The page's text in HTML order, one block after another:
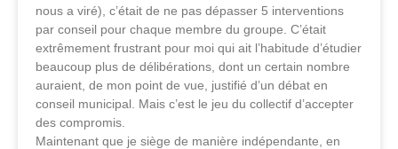
nous a viré), c’était de ne pas dépasser 5 interventions
par conseil pour chaque membre du groupe. C’était
extrêmement frustrant pour moi qui ait l’habitude d’étudier
beaucoup plus de délibérations, dont un certain nombre
auraient, de mon point de vue, justifié d’un débat en
conseil municipal. Mais c’est le jeu du collectif d’accepter
des compromis.
Maintenant que je siège de manière indépendante, en